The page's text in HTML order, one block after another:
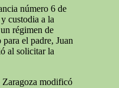
número 6 de
custodia a la
régimen de
el padre, Juan
al solicitar la
modificó